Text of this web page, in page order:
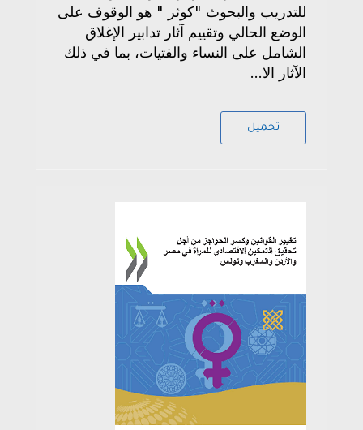
للتدريب والبحوث "كوثر " هو الوقوف على
الوضع الحالي وتقييم آثار تدابير الإغلاق
الشامل على النساء والفتيات، بما في ذلك
الآثار الا...
تحميل